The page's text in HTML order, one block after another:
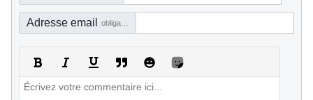
Adresse email